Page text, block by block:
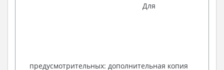
Для
предусмотрительных: дополнительная копия